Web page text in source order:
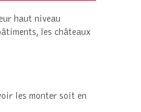
haut niveau
les châteaux
les monter soit en